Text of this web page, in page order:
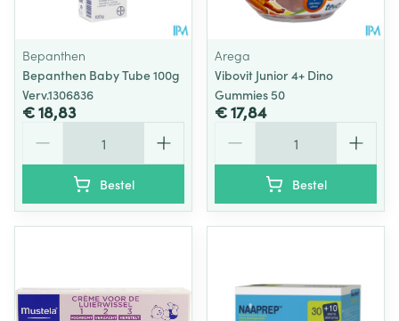
Bepanthen
Bepanthen Baby Tube 100g
Verv.1306836
€ 18,83
Bestel
Arega
Vibovit Junior 4+ Dino
Gummies 50
€ 17,84
Bestel